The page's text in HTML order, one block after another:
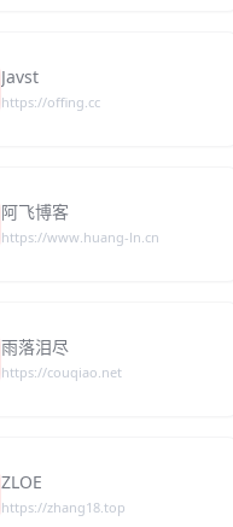
Javst
https://offing.cc
阿飞博客
https://www.huang-ln.cn
雨落泪尽
https://couqiao.net
ZLOE
https://zhang18.top